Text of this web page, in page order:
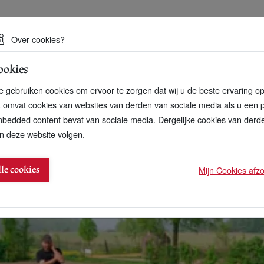
duurzame toekomst
stoofpot inzaaien
Over cookies?
gebruiken cookies om ervoor te zorgen dat wij u de beste ervaring
omvat cookies van websites van derden van sociale media als u een
content bevat van sociale media. Dergelijke cookies van
deze website volgen.
cookies Mijn Cookies